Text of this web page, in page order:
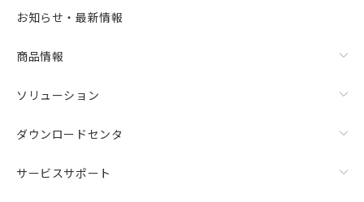
お知らせ・最新情報
商品情報
ソリューション
ダウンロードセンタ
サービスサポート